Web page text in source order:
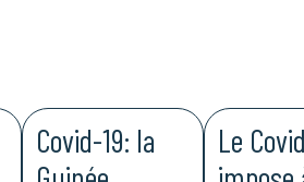
Covid-19: la
Le